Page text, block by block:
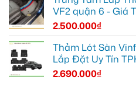
VF2 quận 6 - Giá
2.500.000₫
Thảm Lót Sàn
Lắp Đặt Uy Tín
2.690.000₫